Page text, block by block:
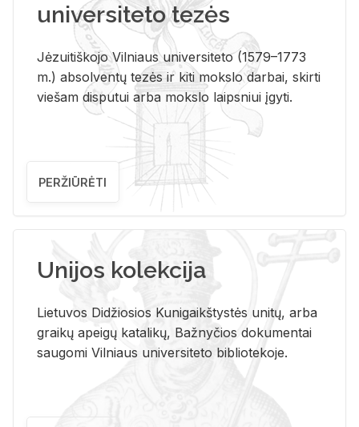
universiteto tezės
Jėzuitiškojo Vilniaus universiteto (1579–1773
m.) absolventų tezės ir kiti mokslo darbai, skirti
viešam disputui arba mokslo laipsniui įgyti.
PERŽIŪRĖTI
Unijos kolekcija
Lietuvos Didžiosios Kunigaikštystės unitų, arba
graikų apeigų katalikų, Bažnyčios dokumentai
saugomi Vilniaus universiteto bibliotekoje.